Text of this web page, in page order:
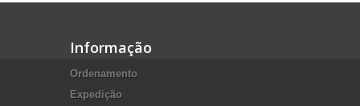
Informação
Ordenamento
Expedição